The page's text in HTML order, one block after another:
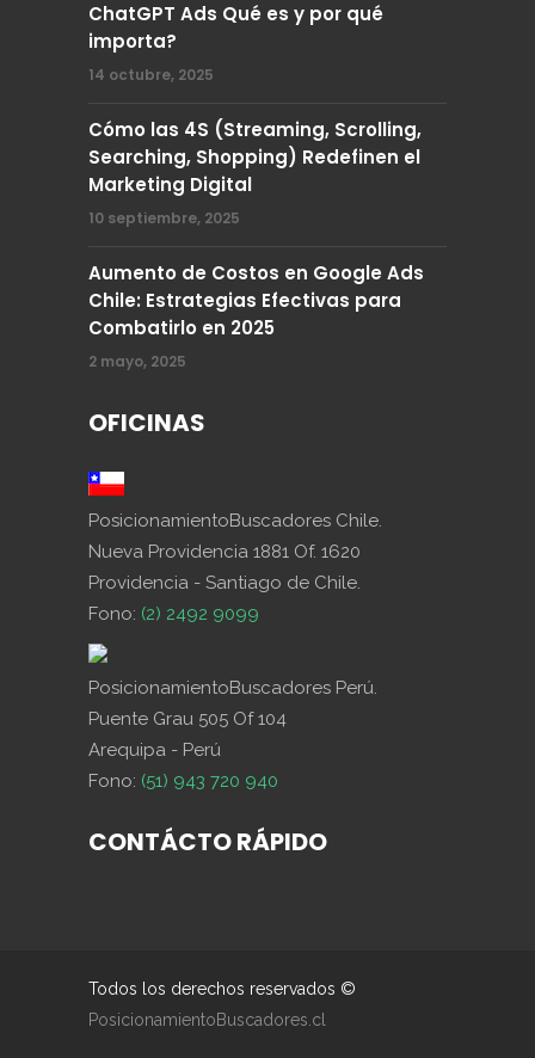
ChatGPT Ads Qué es y por qué
importa?
14 octubre, 2025
Cómo las 4S (Streaming, Scrolling,
Searching, Shopping) Redefinen el
Marketing Digital
10 septiembre, 2025
Aumento de Costos en Google Ads
Chile: Estrategias Efectivas para
Combatirlo en 2025
2 mayo, 2025
OFICINAS
PosicionamientoBuscadores Chile.
Nueva Providencia 1881 Of. 1620
Providencia - Santiago de Chile.
Fono: (2) 2492 9099
PosicionamientoBuscadores Perú.
Puente Grau 505 Of 104
Arequipa - Perú
Fono: (51) 943 720 940
CONTÁCTO RÁPIDO
Todos los derechos reservados ©
PosicionamientoBuscadores.cl